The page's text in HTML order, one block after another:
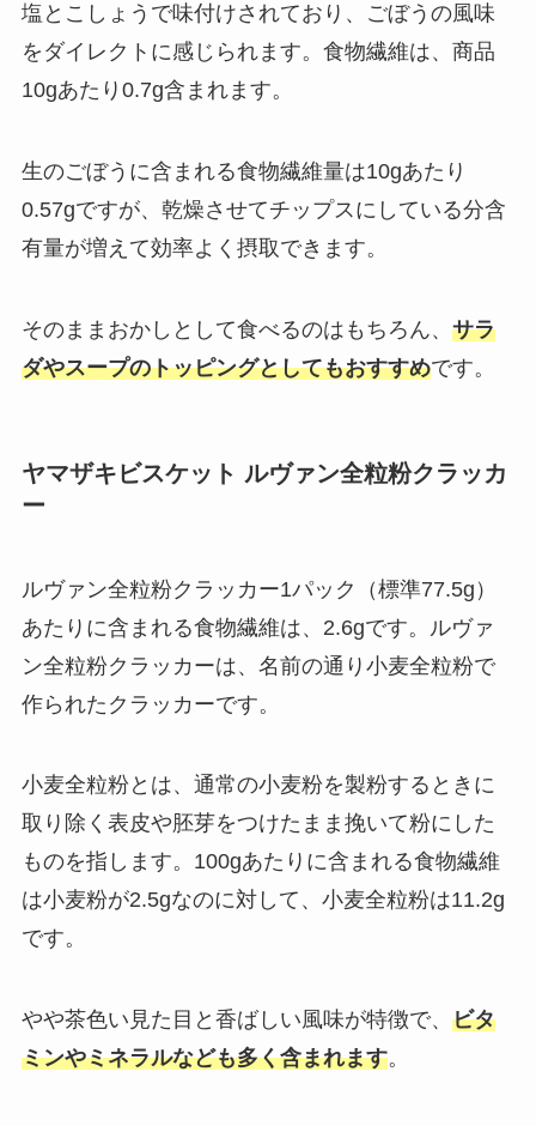
塩とこしょうで味付けされており、ごぼうの風味
をダイレクトに感じられます。食物繊維は、商品
10gあたり0.7g含まれます。
生のごぼうに含まれる食物繊維量は10gあたり
0.57gですが、乾燥させてチップスにしている分含
有量が増えて効率よく摂取できます。
そのままおかしとして食べるのはもちろん、 サラ
ダやスープのトッピングとしてもおすすめです。
ヤマザキビスケット ルヴァン全粒粉クラッカ
ー
ルヴァン全粒粉クラッカー1パック（標準77.5g）
あたりに含まれる食物繊維は、2.6gです。ルヴァ
ン全粒粉クラッカーは、名前の通り小麦全粒粉で
作られたクラッカーです。
小麦全粒粉とは、通常の小麦粉を製粉するときに
取り除く表皮や胚芽をつけたまま挽いて粉にした
ものを指します。100gあたりに含まれる食物繊維
は小麦粉が2.5gなのに対して、小麦全粒粉は11.2g
です。
やや茶色い見た目と香ばしい風味が特徴で、 ビタ
ミンやミネラルなども多く含まれます。